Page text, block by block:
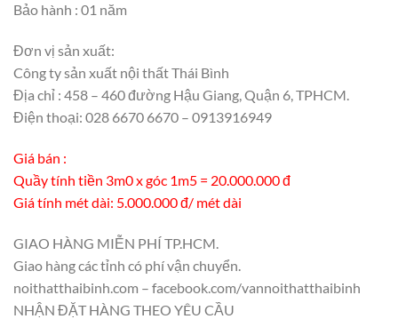
Bảo hành : 01 năm
Đơn vị sản xuất:
Công ty sản xuất nội thất Thái Bình
Địa chỉ : 458 – 460 đường Hậu Giang, Quận 6, TPHCM.
Điện thoại: 028 6670 6670 – 0913916949
Giá bán :
Quầy tính tiền 3m0 x góc 1m5 = 20.000.000 đ
Giá tính mét dài: 5.000.000 đ/ mét dài
GIAO HÀNG MIỄN PHÍ TP.HCM.
Giao hàng các tỉnh có phí vận chuyển.
noithatthaibinh.com – facebook.com/vannoithatthaibinh
NHẬN ĐẶT HÀNG THEO YÊU CẦU